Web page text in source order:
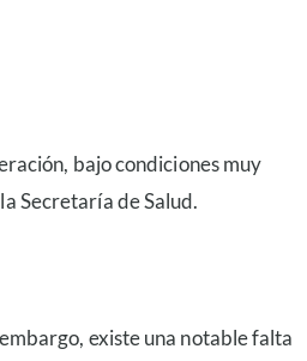
bajo condiciones muy
Secretaría de Salud.
existe una notable falta